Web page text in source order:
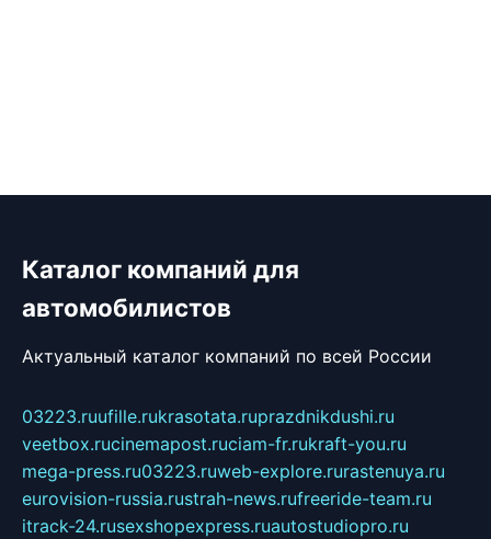
Каталог компаний для
автомобилистов
Актуальный каталог компаний по всей России
03223.ruufille.rukrasotata.ruprazdnikdushi.ru
veetbox.rucinemapost.ruciam-fr.rukraft-you.ru
mega-press.ru03223.ruweb-explore.rurastenuya.ru
eurovision-russia.rustrah-news.rufreeride-team.ru
itrack-24.rusexshopexpress.ruautostudiopro.ru